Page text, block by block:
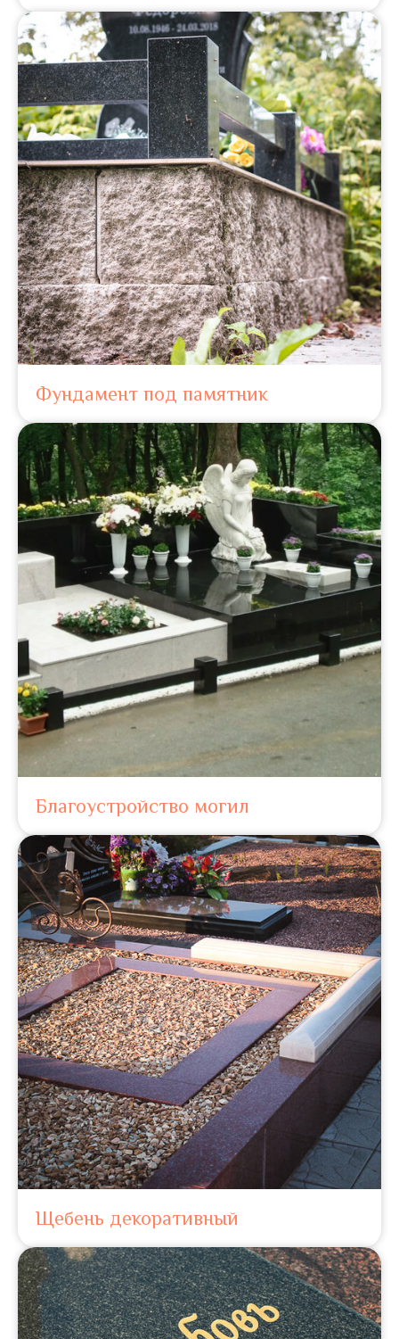
Фундамент под памятник
Благоустройство могил
Щебень декоративный